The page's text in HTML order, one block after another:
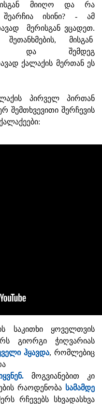
მიიღო და რა
შეარჩია ისინი? - ამ
მერისგან ვცადეთ.
მისგან
და შემდეგ
ქალაქის მერთან ეს
პირველ პირთან
შემთხვევითი შერჩევის
საკითხი ყოველთვის
გიორგი ჭიღვარიას
ჰყავდა, რომლებიც
მოგვიანებით კი
რაოდენობა სამამდე
რჩევებს სხვადასხვა